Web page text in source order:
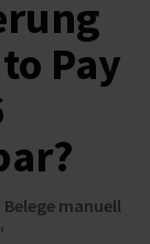
Pay
manuell